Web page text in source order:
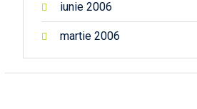
iunie 2006
martie 2006